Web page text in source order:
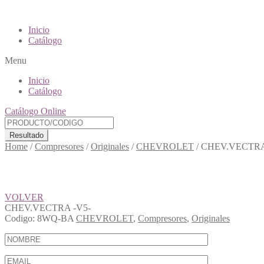
Inicio
Catálogo
Menu
Inicio
Catálogo
Catálogo Online
Resultado
Home /Compresores /Originales /CHEVROLET /
VOLVER
CHEV.VECTRA -V5-
Codigo: 8WQ-BA CHEVROLET, Compresores, Originales